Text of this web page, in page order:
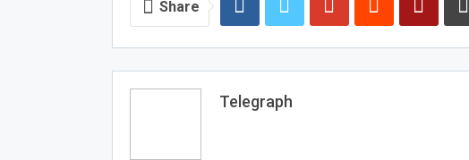
Share
Telegraph